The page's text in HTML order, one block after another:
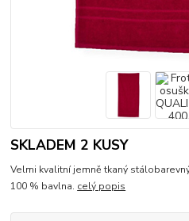
SKLADEM 2 KUSY
Velmi kvalitní jemně tkaný
100 % bavlna. celý popis